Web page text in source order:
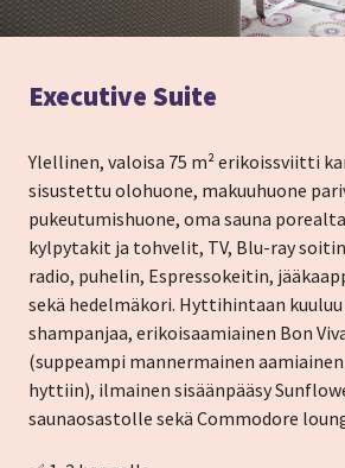
Executive Suite
Ylellinen, valoisa 75 m² erikoissviitti
sisustettu olohuone, makuuhuone
pukeutumishuone, oma sauna
kylpytakit ja tohvelit, TV, Blu-ray
radio, puhelin, Espressokeitin,
sekä hedelmäkori. Hyttihintaan
shampanjaa, erikoisaamiainen Bon
(suppeampi mannermainen
hyttiin), ilmainen sisäänpääsy
saunaosastolle sekä Commodore